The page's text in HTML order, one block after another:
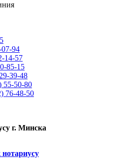
94
14-57
85-15
39-48
55-50-80
76-48-50
г. Минска